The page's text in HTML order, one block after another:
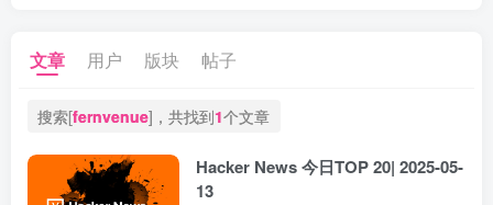
文章 用户 版块 帖子
搜索[fernvenue]，共找到1个文章
Hacker News 今日TOP 20| 2025-05-
13